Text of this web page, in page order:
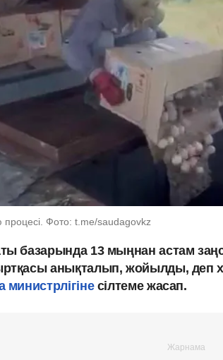
Фото: t.me/saudagovkz
базарында 13 мыңнан астам
анықталып, жойылды, деп
министрлігінесілтеме жасап.